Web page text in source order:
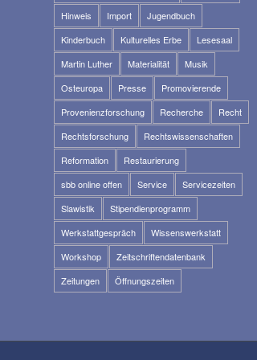
Hinweis
Import
Jugendbuch
Kinderbuch
Kulturelles Erbe
Lesesaal
Martin Luther
Materialität
Musik
Osteuropa
Presse
Promovierende
Provenienzforschung
Recherche
Recht
Rechtsforschung
Rechtswissenschaften
Reformation
Restaurierung
sbb online offen
Service
Servicezeiten
Slawistik
Stipendienprogramm
Werkstattgespräch
Wissenswerkstatt
Workshop
Zeitschriftendatenbank
Zeitungen
Öffnungszeiten